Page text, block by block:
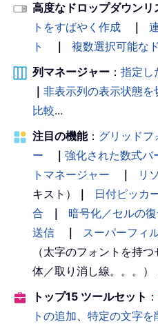
高度なドロップダウンリ
トをすばやく作成
｜
ト
｜ 複数選択可能な
列マネージャー ： 指定し
｜ 非表示列の表示状態を
比較...
注目の機能： グリッドフ
ー
｜ 強化された数式バ
トマネージャー
｜ リ
キスト）
｜ 日付ピッカ
合
｜ 暗号化／セルの
送信
｜ スーパーフィ
（太字のフォントを持
体／取り消し線。。。）
トップ15 ツールセット ：
トの追加、 特定の文字を